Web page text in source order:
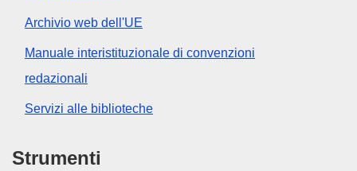
Archivio web dell'UE
Manuale interistituzionale di convenzioni
redazionali
Servizi alle biblioteche
Strumenti